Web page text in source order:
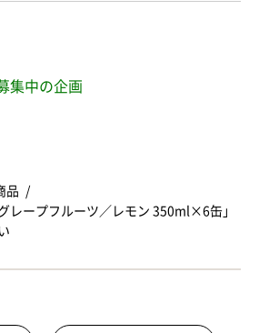
集中の企画
品
レープフルーツ／レモン 350ml×6缶」